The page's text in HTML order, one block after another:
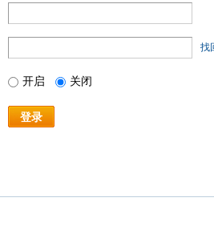
找
开启 关闭
登录